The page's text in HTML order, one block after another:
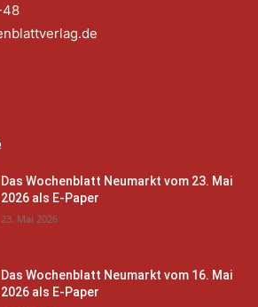
48
Das Wochenblatt Neumarkt vom 23. Mai
2026 als E-Paper
23. Mai 2026
Das Wochenblatt Neumarkt vom 16. Mai
2026 als E-Paper